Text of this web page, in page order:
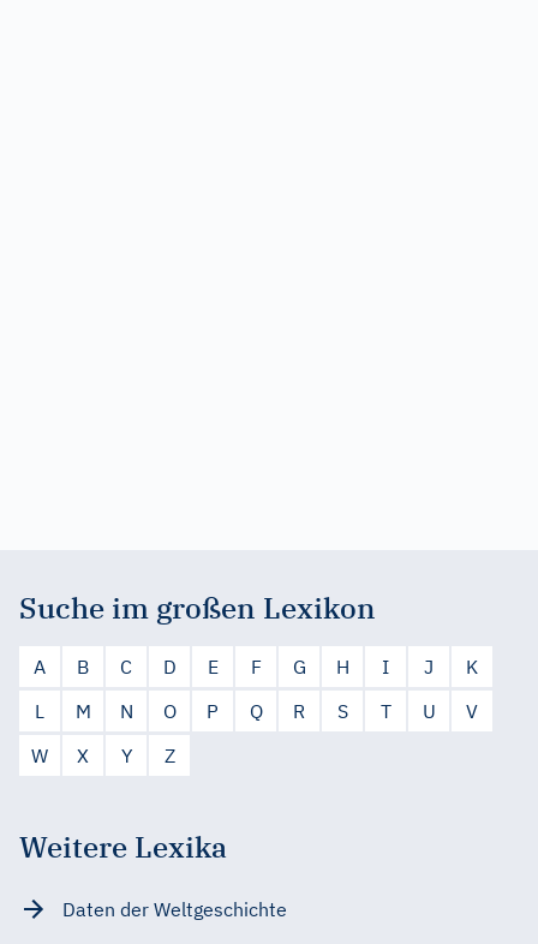
Suche im großen Lexikon
A B C D E F G H I J
K
L
M N O P Q R S T U
V
W
X Y Z
Weitere Lexika
Daten der Weltgeschichte